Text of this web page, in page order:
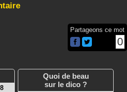
Partageons ce mot
0
Quoi de beau
sur le dico ?